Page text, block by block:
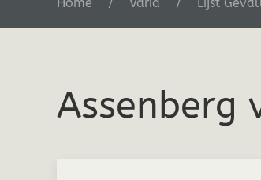
Home Varia Lijst
Assenberg